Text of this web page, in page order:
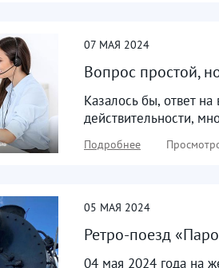
07 МАЯ 2024
Вопрос простой,
Казалось бы, ответ
действительности,
Подробнее
05 МАЯ 2024
Ретро-поезд
04 мая 2024 года на